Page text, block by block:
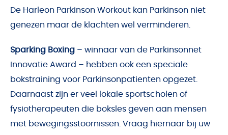
De Harleon Parkinson Workout kan Parkinson niet
genezen maar de klachten wel verminderen.
Sparking Boxing – winnaar van de Parkinsonnet
Innovatie Award – hebben ook een speciale
bokstraining voor Parkinsonpatienten opgezet.
Daarnaast zijn er veel lokale sportscholen of
fysiotherapeuten die boksles geven aan mensen
met bewegingsstoornissen. Vraag hiernaar bij uw